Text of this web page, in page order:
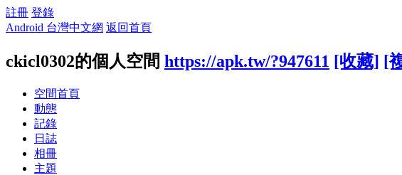
註冊 登錄
Android 台灣中文網 返回首頁
ckicl0302的個人空間 https://apk.tw/?947611 [收藏] [
空間首頁
動態
記錄
日誌
相冊
主題